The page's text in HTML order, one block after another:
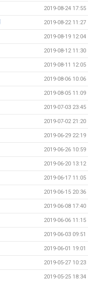
2019-08-24 17:55
2019-08-22 11:27
2019-08-19 12:04
2019-08-12 11:30
2019-08-11 12:05
2019-08-06 10:06
2019-08-05 11:09
2019-07-03 23:45
2019-07-02 21:20
2019-06-29 22:19
2019-06-26 10:59
2019-06-20 13:12
2019-06-17 11:05
2019-06-15 20:36
2019-06-08 17:40
2019-06-06 11:15
2019-06-03 09:51
2019-06-01 19:01
2019-05-27 10:23
2019-05-25 18:34